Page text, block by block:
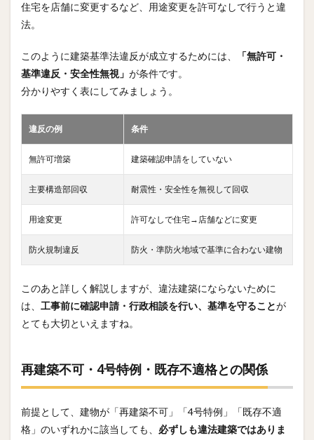
住宅を店舗に変更するなど、用途変更を許可なしで行うと違
法。
このように建築基準法違反が成立するためには、
「無許可・
基準違反・安全性無視」 が条件です。
分かりやすく表にしてみましょう。
違反の例 条件
無許可増築 建築確認申請をしていない
主要構造部回収 耐震性・安全性を無視して回収
用途変更 許可なしで住宅→店舗などに変更
防火規制違反 防火・準防火地域で基準に合わない建物
このあと詳しく解説しますが、違法建築にならないために
は、 工事前に確認申請・行政相談を行い、基準を守ることが
とても大切といえますね。
再建築不可・4号特例・既存不適格との関係
前提として、建物が「再建築不可」「4号特例」「既存不適
格」のいずれかに該当しても、 必ずしも違法建築ではありま